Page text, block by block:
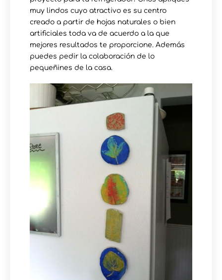
muy lindos cuyo atractivo es su centro
creado a partir de hojas naturales o bien
artificiales toda va de acuerdo a la que
mejores resultados te proporcione. Además
puedes pedir la colaboración de lo
pequeñines de la casa.